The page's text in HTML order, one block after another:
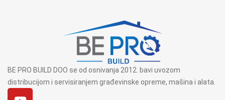
BE PRO BUILD DOO se od osnivanja 2012. bavi uvozom
distribucijom i servisiranjem građevinske opreme, mašina i alata.